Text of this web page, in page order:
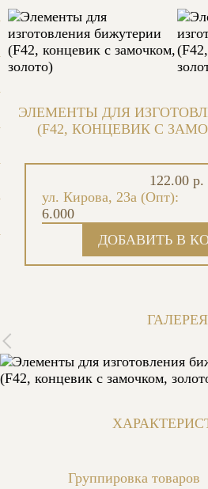
ЭЛЕМЕНТЫ ДЛЯ
(F42, КОНЦЕВИК С
ул. Кирова, 23а (Опт):
6.000
122.00 р.
ГАЛЕРЕЯ
Группировка товаров